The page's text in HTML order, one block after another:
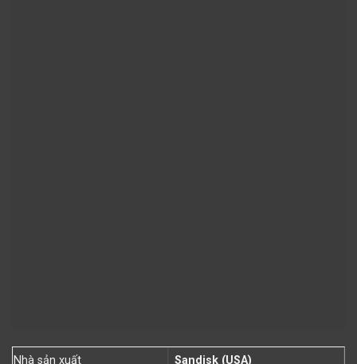
Nhà sản xuất Sandisk (USA)